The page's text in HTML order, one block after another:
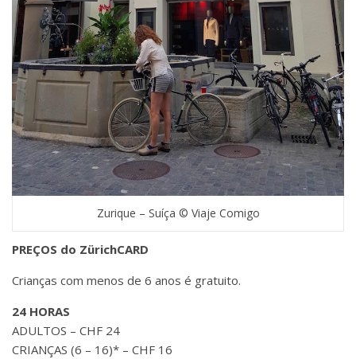
Zurique – Suíça © Viaje Comigo
PREÇOS do ZürichCARD
Crianças com menos de 6 anos é gratuito.
24 HORAS
ADULTOS – CHF 24
CRIANÇAS (6 – 16)* – CHF 16